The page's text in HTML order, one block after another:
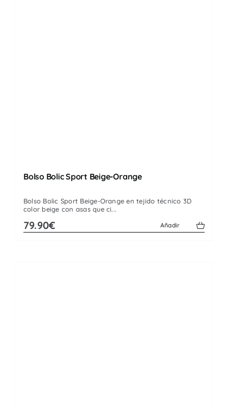
Bolso Bolic Sport Beige-Orange
Bolso Bolic Sport Beige-Orange en tejido técnico 3D
color beige con asas que ci...
79.90€ Añadir